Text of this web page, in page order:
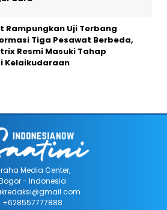
Rampungkan Uji Terbang
Tiga Pesawat Berbeda,
Resmi Masuki Tahap
Kelaikudaraan
Media Center,
- Indonesia
+628557777888